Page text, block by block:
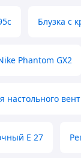
Блузка с
Phantom GX2
настольного
E 27